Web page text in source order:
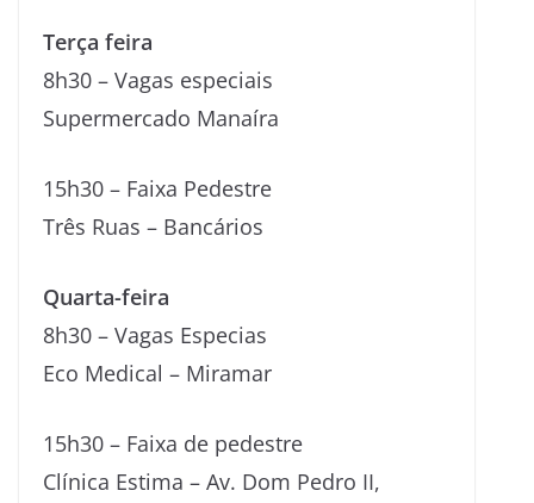
Terça feira
8h30 – Vagas especiais
Supermercado Manaíra
15h30 – Faixa Pedestre
Três Ruas – Bancários
Quarta-feira
8h30 – Vagas Especias
Eco Medical – Miramar
15h30 – Faixa de pedestre
Clínica Estima – Av. Dom Pedro II,